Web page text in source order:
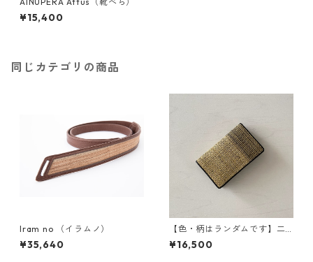
¥15,400
同じカテゴリの商品
Iram no （イラムノ）
¥35,640
【色・柄はランダムです】二
風谷アットゥㇱ名刺入れ‗貝澤
雪子
¥16,500